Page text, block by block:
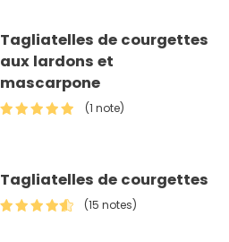
Tagliatelles de courgettes
aux lardons et
mascarpone
(1 note)
Tagliatelles de courgettes
(15 notes)